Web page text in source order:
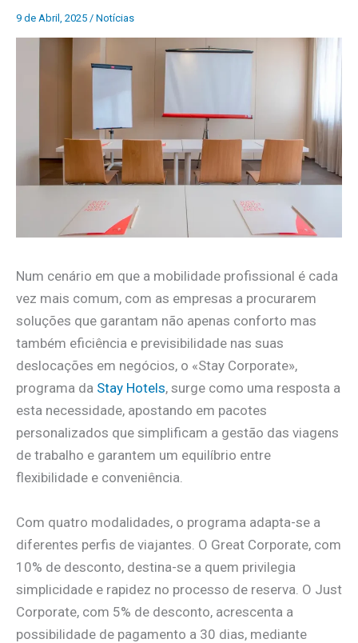
9 de Abril, 2025 / Notícias
Num cenário em que a mobilidade profissional é cada
vez mais comum, com as empresas a procurarem
soluções que garantam não apenas conforto mas
também eficiência e previsibilidade nas suas
deslocações em negócios, o «Stay Corporate»,
programa da Stay Hotels, surge como uma resposta a
esta necessidade, apostando em pacotes
personalizados que simplificam a gestão das viagens
de trabalho e garantem um equilíbrio entre
flexibilidade e conveniência.
Com quatro modalidades, o programa adapta-se a
diferentes perfis de viajantes. O Great Corporate, com
10% de desconto, destina-se a quem privilegia
simplicidade e rapidez no processo de reserva. O Just
Corporate, com 5% de desconto, acrescenta a
possibilidade de pagamento a 30 dias, mediante